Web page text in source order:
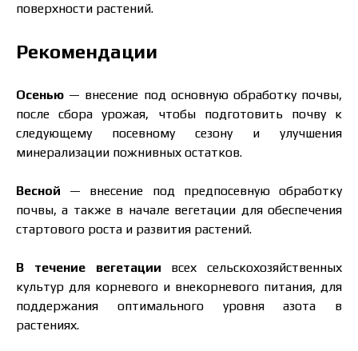
поверхности растений.
Рекомендации
Осенью — внесение под основную обработку почвы,
после сбора урожая, чтобы подготовить почву к
следующему посевному сезону и улучшения
минерализации пожнивных остатков.
Весной — внесение под предпосевную обработку
почвы, а также в начале вегетации для обеспечения
стартового роста и развития растений.
В течение вегетации всех сельскохозяйственных
культур для корневого и внекорневого питания, для
поддержания оптимального уровня азота в
растениях.
Цена зависит от объёма и региона доставки. Для
расчёта индивидуальной цены заполните
данные: